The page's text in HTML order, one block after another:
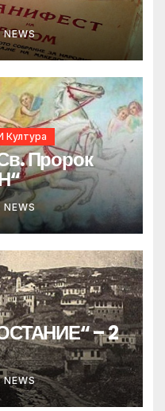
NEWS
Култура
Пророк
– 2
NEWS